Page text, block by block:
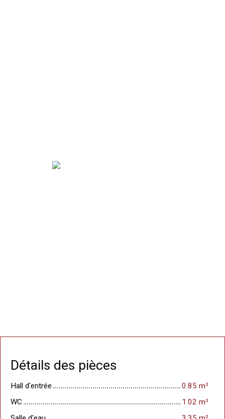
Détails des pièces
Hall d'entrée
0.85 m²
WC
1.02 m²